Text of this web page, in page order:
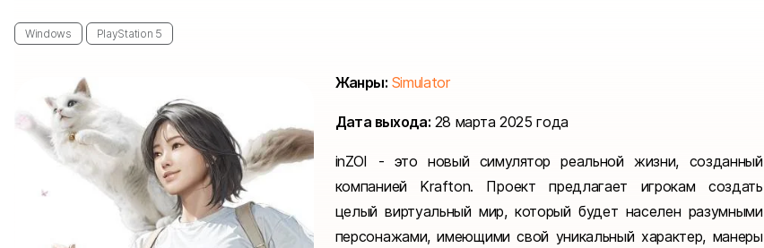
Windows PlayStation 5
Жанры: Simulator
Дата выхода: 28 марта 2025 года
inZOI - это новый симулятор реальной жизни, созданный
компанией Krafton. Проект предлагает игрокам создать
целый виртуальный мир, который будет населен разумными
персонажами, имеющими свой уникальный характер, манеры